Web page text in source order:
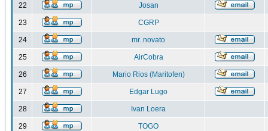
22 Josan
23 CGRP
24 mr. novato
25 AirCobra
26 Mario Rios (Maritofen)
27 Edgar Lugo
28 Ivan Loera
29 TOGO